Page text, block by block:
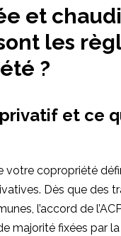
et
les
?
et ce
votre copropriété
Dès que des
l’accord de
majorité fixées par la